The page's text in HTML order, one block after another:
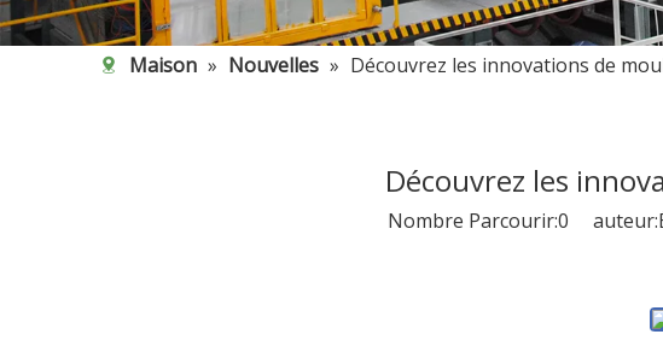
Maison » Nouvelles » Découvrez les innovations de
Découvrez les
Nombre Parcourir:0